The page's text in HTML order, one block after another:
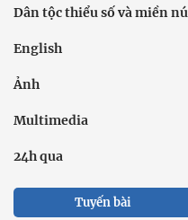
Dân tộc thiểu số và miền
English
Ảnh
Multimedia
24h qua
Tuyến bài